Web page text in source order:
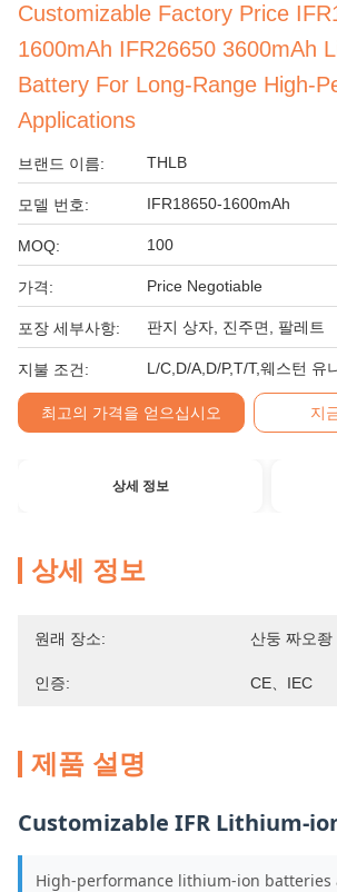
Customizable Factory Price
1600mAh IFR26650 3600mAh
Battery For Long-Range High-
Applications
브랜드 이름: THLB
모델 번호: IFR18650-1600mAh
MOQ: 100
가격: Price Negotiable
포장 세부사항: 판지 상자, 진주면, 팔레트
지불 조건: L/C,D/A,D/P,T/T,웨스턴 유
최고의 가격을 얻으십시오 지
상세 정보
상세 정보
원래 장소: 산둥 짜오좡
인증: CE、IEC
제품 설명
Customizable IFR Lithium-
High-performance lithium-ion batteries